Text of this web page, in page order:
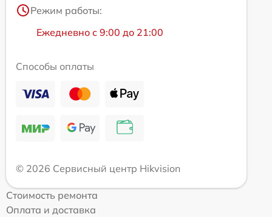
Режим работы:
Ежедневно с 9:00 до 21:00
Способы оплаты
© 2026 Сервисный центр Hikvision
Стоимость ремонта
Оплата и доставка